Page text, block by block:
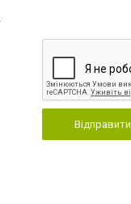
Відправити